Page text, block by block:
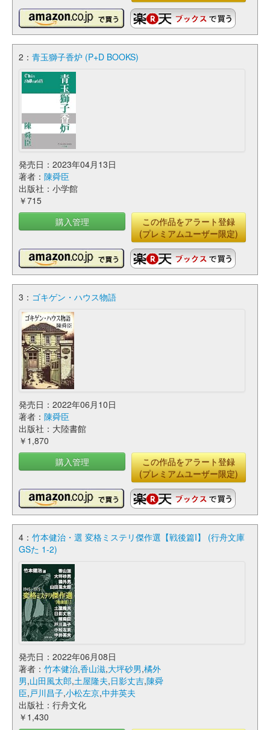
2： 青玉獅子香炉 (P+D BOOKS)
発売日：2023年04月13日
著者： 陳舜臣
出版社：小学館
￥715
購入管理
この作品をアラート登録
(プレミアムユーザー限定)
3： ゴキゲン・ハウス物語
発売日：2022年06月10日
著者： 陳舜臣
出版社：大陸書館
￥1,870
購入管理
この作品をアラート登録
(プレミアムユーザー限定)
4： 竹本健治・選 変格ミステリ傑作選【戦後篇I】 (行舟文庫
GSた 1-2)
発売日：2022年06月08日
著者： 竹本健治,香山滋,大坪砂男,橘外
男,山田風太郎,土屋隆夫,日影丈吉,陳舜
臣,戸川昌子,小松左京,中井英夫
出版社：行舟文化
￥1,430